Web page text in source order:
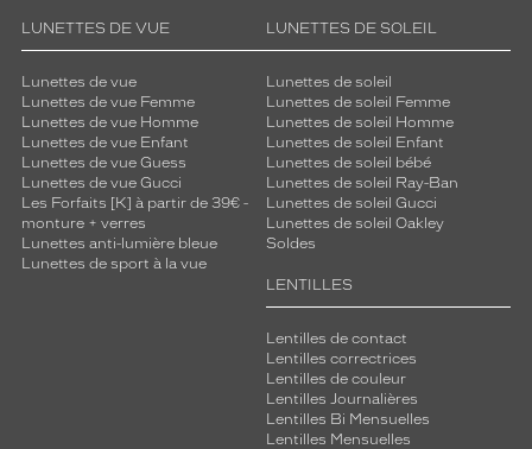
LUNETTES DE VUE
Lunettes de vue
Lunettes de vue Femme
Lunettes de vue Homme
Lunettes de vue Enfant
Lunettes de vue Guess
Lunettes de vue Gucci
Les Forfaits [K] à partir de 39€ -
monture + verres
Lunettes anti-lumière bleue
Lunettes de sport à la vue
LUNETTES DE SOLEIL
Lunettes de soleil
Lunettes de soleil Femme
Lunettes de soleil Homme
Lunettes de soleil Enfant
Lunettes de soleil bébé
Lunettes de soleil Ray-Ban
Lunettes de soleil Gucci
Lunettes de soleil Oakley
Soldes
LENTILLES
Lentilles de contact
Lentilles correctrices
Lentilles de couleur
Lentilles Journalières
Lentilles Bi Mensuelles
Lentilles Mensuelles